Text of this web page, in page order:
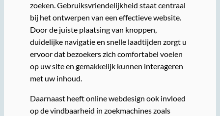
zoeken. Gebruiksvriendelijkheid staat centraal
bij het ontwerpen van een effectieve website.
Door de juiste plaatsing van knoppen,
duidelijke navigatie en snelle laadtijden zorgt u
ervoor dat bezoekers zich comfortabel voelen
op uw site en gemakkelijk kunnen interageren
met uw inhoud.
Daarnaast heeft online webdesign ook invloed
op de vindbaarheid in zoekmachines zoals